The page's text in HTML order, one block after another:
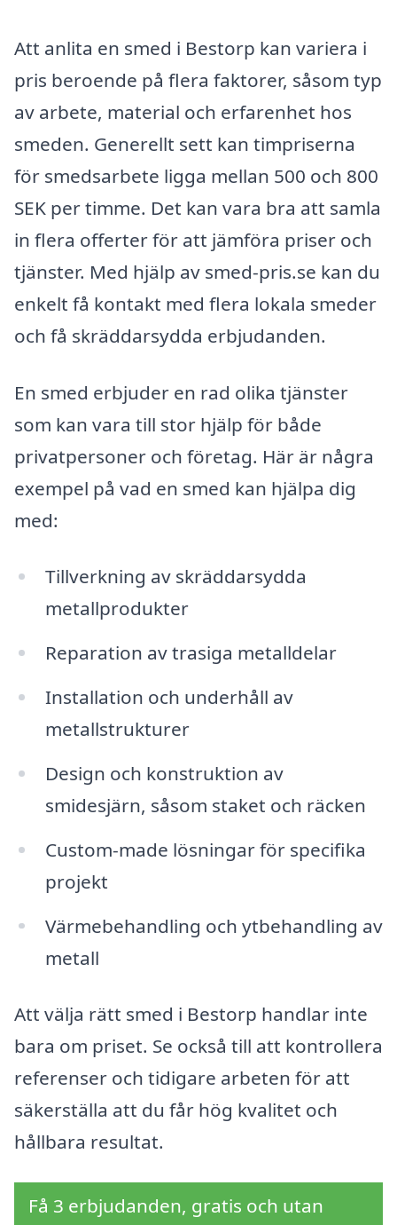
Att anlita en smed i Bestorp kan variera i
pris beroende på flera faktorer, såsom typ
av arbete, material och erfarenhet hos
smeden. Generellt sett kan timpriserna
för smedsarbete ligga mellan 500 och 800
SEK per timme. Det kan vara bra att samla
in flera offerter för att jämföra priser och
tjänster. Med hjälp av smed-pris.se kan du
enkelt få kontakt med flera lokala smeder
och få skräddarsydda erbjudanden.
En smed erbjuder en rad olika tjänster
som kan vara till stor hjälp för både
privatpersoner och företag. Här är några
exempel på vad en smed kan hjälpa dig
med:
Tillverkning av skräddarsydda
metallprodukter
Reparation av trasiga metalldelar
Installation och underhåll av
metallstrukturer
Design och konstruktion av
smidesjärn, såsom staket och räcken
Custom-made lösningar för specifika
projekt
Värmebehandling och ytbehandling av
metall
Att välja rätt smed i Bestorp handlar inte
bara om priset. Se också till att kontrollera
referenser och tidigare arbeten för att
säkerställa att du får hög kvalitet och
hållbara resultat.
Få 3 erbjudanden, gratis och utan